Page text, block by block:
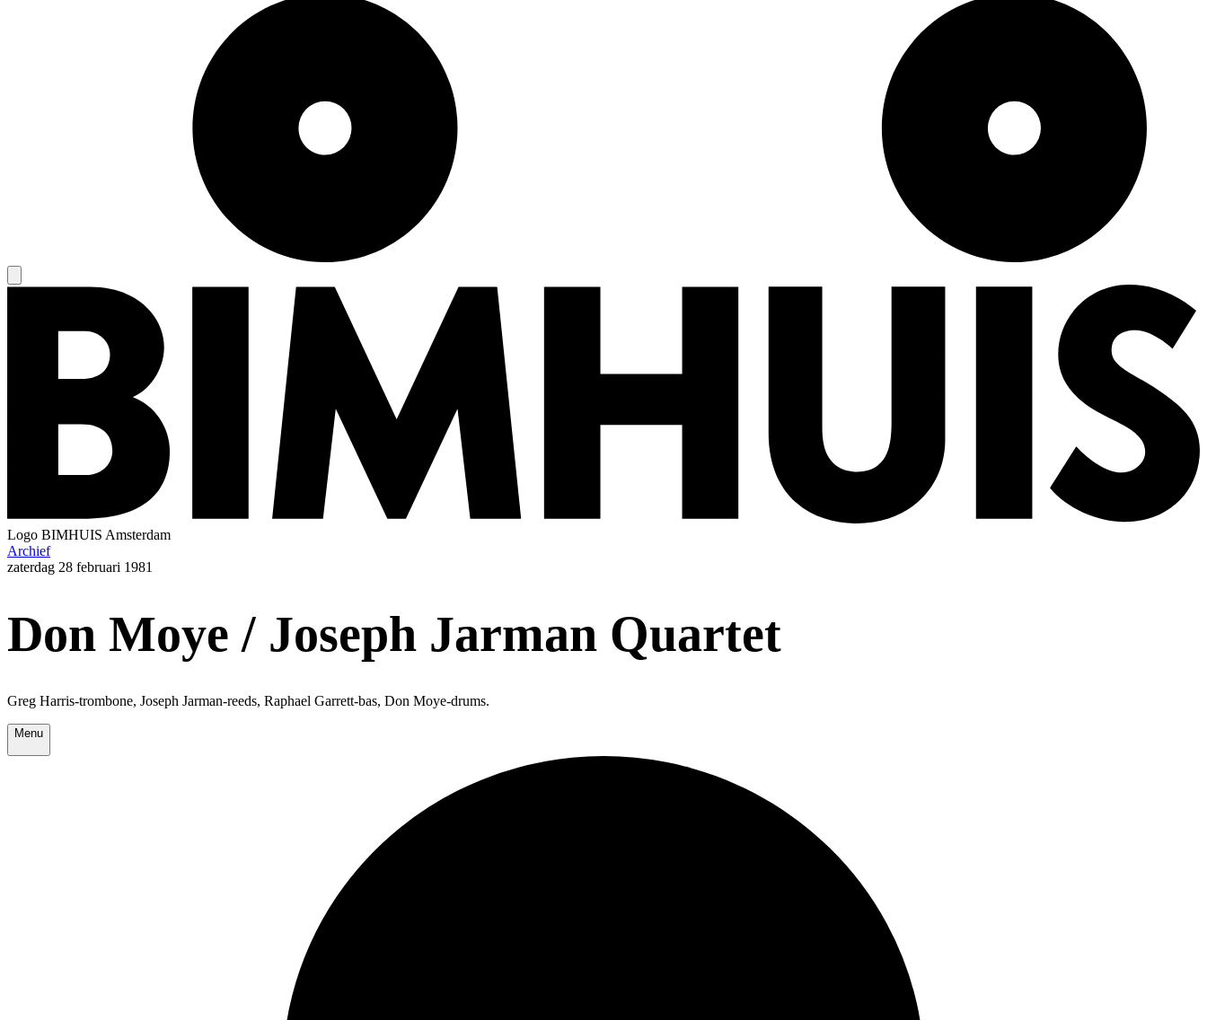
Logo BIMHUIS Amsterdam
Archief
zaterdag 28 februari 1981
Don Moye / Joseph Jarman Quartet
Greg Harris-trombone, Joseph Jarman-reeds, Raphael Garrett-bas, Don Moye-drums.
Menu